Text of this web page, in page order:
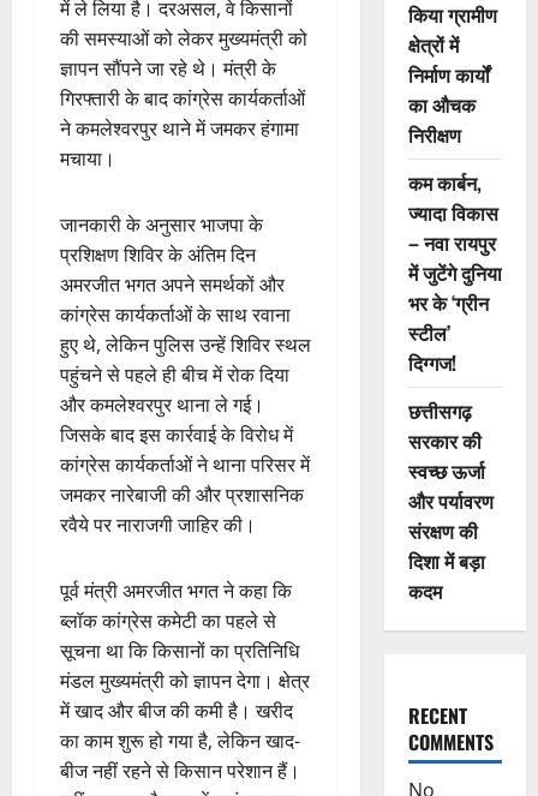
में ले लिया है। दरअसल, वे किसानों
की समस्याओं को लेकर मुख्यमंत्री को
ज्ञापन सौंपने जा रहे थे। मंत्री के
गिरफ्तारी के बाद कांग्रेस कार्यकर्ताओं
ने कमलेश्वरपुर थाने में जमकर हंगामा
मचाया।
जानकारी के अनुसार भाजपा के
प्रशिक्षण शिविर के अंतिम दिन
अमरजीत भगत अपने समर्थकों और
कांग्रेस कार्यकर्ताओं के साथ रवाना
हुए थे, लेकिन पुलिस उन्हें शिविर स्थल
पहुंचने से पहले ही बीच में रोक दिया
और कमलेश्वरपुर थाना ले गई।
जिसके बाद इस कार्रवाई के विरोध में
कांग्रेस कार्यकर्ताओं ने थाना परिसर में
जमकर नारेबाजी की और प्रशासनिक
रवैये पर नाराजगी जाहिर की।
पूर्व मंत्री अमरजीत भगत ने कहा कि
ब्लॉक कांग्रेस कमेटी का पहले से
सूचना था कि किसानों का प्रतिनिधि
मंडल मुख्यमंत्री को ज्ञापन देगा। क्षेत्र
में खाद और बीज की कमी है। खरीद
का काम शुरू हो गया है, लेकिन खाद-
बीज नहीं रहने से किसान परेशान हैं।
किया ग्रामीण
क्षेत्रों में
निर्माण कार्यों
का औचक
निरीक्षण
कम कार्बन,
ज्यादा विकास
– नवा रायपुर
में जुटेंगे दुनिया
भर के ‘ग्रीन
स्टील’
दिग्गज!
छत्तीसगढ़
सरकार की
स्वच्छ ऊर्जा
और पर्यावरण
संरक्षण की
दिशा में बड़ा
कदम
RECENT
COMMENTS
No